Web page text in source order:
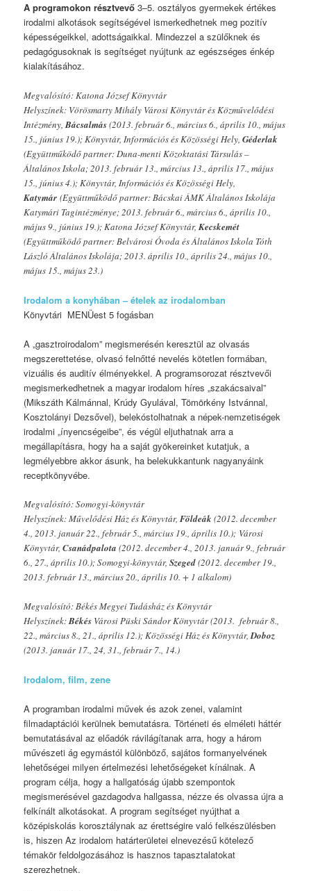
A programokon résztvevő 3–5. osztályos gyermekek értékes
irodalmi alkotások segítségével ismerkedhetnek meg pozitív
képességeikkel, adottságaikkal. Mindezzel a szülőknek és
pedagógusoknak is segítséget nyújtunk az egészséges énkép
kialakításához.
Megvalósító: Katona József Könyvtár
Helyszínek: Vörösmarty Mihály Városi Könyvtár és Közművelődési
Intézmény,Bácsalmás(2013. február 6., március 6., április 10., május
15., június 19.); Könyvtár, Információs és Közösségi Hely,Géderlak
(Együttműködő partner: Duna-menti Közoktatási Társulás –
Általános Iskola; 2013. február 13., március 13., április 17., május
15., június 4.); Könyvtár, Információs és Közösségi Hely,
Katymár (Együttműködő partner: Bácskai ÁMK Általános Iskolája
Katymári Tagintézménye; 2013. február 6., március 6., április 10.,
május 9., június 19.); Katona József Könyvtár,Kecskemét
(Együttműködő partner: Belvárosi Óvoda és Általános Iskola Tóth
László Általános Iskolája; 2013. április 10., április 24., május 10.,
május 15., május 23.)
Irodalom a konyhában – ételek az irodalomban
Könyvtári MENÜest 5 fogásban
A „gasztroirodalom” megismerésén keresztül az olvasás
megszerettetése, olvasó felnőtté nevelés kötetlen formában,
vizuális és auditív élményekkel. A programsorozat résztvevői
megismerkedhetnek a magyar irodalom híres „szakácsaival”
(Mikszáth Kálmánnal, Krúdy Gyulával, Tömörkény Istvánnal,
Kosztolányi Dezsővel), belekóstolhatnak a népek-nemzetiségek
irodalmi „ínyencségeibe”, és végül eljuthatnak arra a
megállapításra, hogy ha a saját gyökereinket kutatjuk, a
legmélyebbre akkor ásunk, ha belekukkantunk nagyanyáink
receptkönyvébe.
Megvalósító: Somogyi-könyvtár
Helyszínek: Művelődési Ház és Könyvtár,Földeák (2012. december
4., 2013. január 22., február 5., március 19., április 10.); Városi
Könyvtár,Csanádpalota (2012. december 4., 2013. január 9., február
6., 27., április 10.); Somogyi-könyvtár,Szeged(2012. december 19.,
2013. február 13., március 20., április 10. + 1 alkalom)
Megvalósító: Békés Megyei Tudásház és Könyvtár
Helyszínek:Békés Városi Püski Sándor Könyvtár (2013. február 8.,
22., március 8., 21., április 12.); Közösségi Ház és Könyvtár,Doboz
(2013. január 17., 24, 31., február 7., 14.)
Irodalom, film, zene
A programban irodalmi művek és azok zenei, valamint
filmadaptációi kerülnek bemutatásra. Történeti és elméleti háttér
bemutatásával az előadók rávilágítanak arra, hogy a három
művészeti ág egymástól különböző, sajátos formanyelvének
lehetőségei milyen értelmezési lehetőségeket kínálnak. A
program célja, hogy a hallgatóság újabb szempontok
megismerésével gazdagodva hallgassa, nézze és olvassa újra a
felkínált alkotásokat. A program segítséget nyújthat a
középiskolás korosztálynak az érettségire való felkészülésben
is, hiszen Az irodalom határterületei elnevezésű kötelező
témakör feldolgozásához is hasznos tapasztalatokat
szerezhetnek.